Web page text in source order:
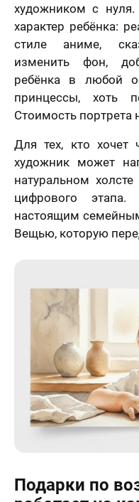
художником с
характер ребёнка:
стиле аниме,
изменить фон,
ребёнка в любой
принцессы, хоть
Стоимость портрета
Для тех, кто хочет
художник может
натуральном
цифрового этапа.
настоящим
Вещью, которую
Подарки по